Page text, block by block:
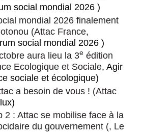
social mondial 2026 )
mondial 2026 finalement
(Attac France,
social mondial 2026 )
aura lieu la 3e édition
Ecologique et Sociale, Agir
sociale et écologique)
a besoin de vous ! (Attac
2 : Attac se mobilise face à la
du gouvernement (, Le